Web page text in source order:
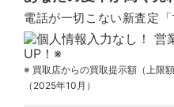
電話が一切こない新査定「
※ 買取店からの買取提示額（上限
（2025年10月）